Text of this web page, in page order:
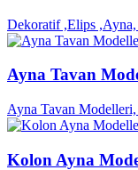
Dekoratif ,Elips ,Ayna,
Ayna Tavan
Ayna Tavan Modelleri,
Kolon Ayna